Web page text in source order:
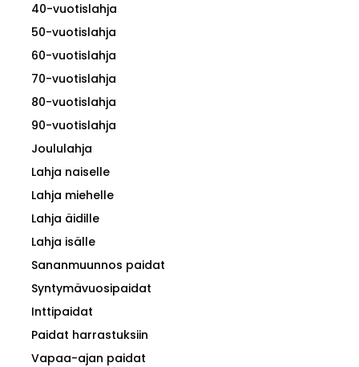
40-vuotislahja
50-vuotislahja
60-vuotislahja
70-vuotislahja
80-vuotislahja
90-vuotislahja
Joululahja
Lahja naiselle
Lahja miehelle
Lahja äidille
Lahja isälle
Sananmuunnos paidat
Syntymävuosipaidat
Inttipaidat
Paidat harrastuksiin
Vapaa-ajan paidat